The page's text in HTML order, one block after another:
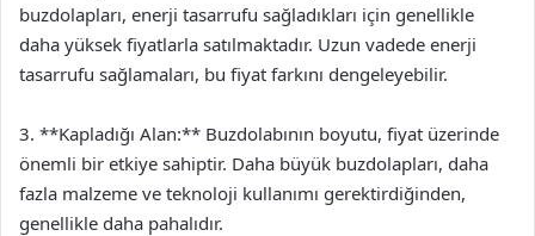
buzdolapları, enerji tasarrufu sağladıkları için genellikle
daha yüksek fiyatlarla satılmaktadır. Uzun vadede enerji
tasarrufu sağlamaları, bu fiyat farkını dengeleyebilir.
3. **Kapladığı Alan:** Buzdolabının boyutu, fiyat üzerinde
önemli bir etkiye sahiptir. Daha büyük buzdolapları, daha
fazla malzeme ve teknoloji kullanımı gerektirdiğinden,
genellikle daha pahalıdır.